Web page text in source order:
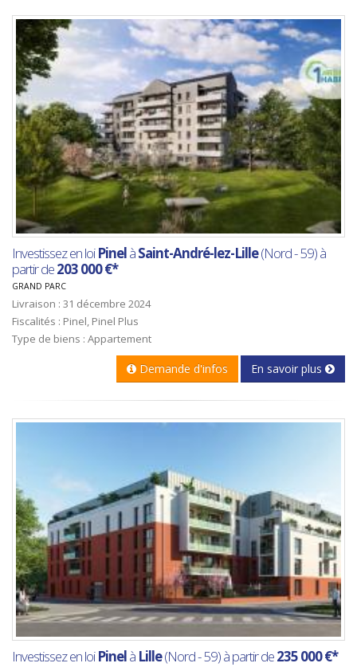
Investissez en loiPinelàSaint-André-lez-Lille(Nord - 59) à
partir de203 000 €*
GRAND PARC
Livraison : 31 décembre 2024
Fiscalités : Pinel, Pinel Plus
Type de biens : Appartement
Demande d'infos En savoir plus
Investissez en loiPinelà Lille(Nord - 59) à partir de235 000 €*